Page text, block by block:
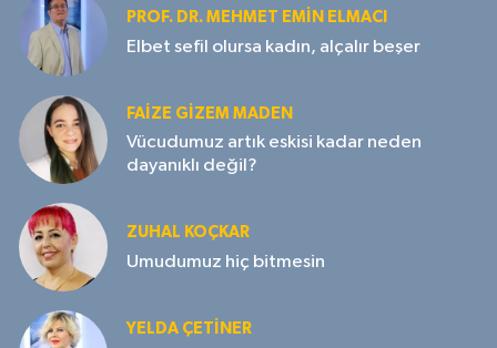
PROF. DR. MEHMET EMIN ELMACI
Elbet sefil olursa kadın, alçalır beşer
FAIZE GIZEM MADEN
Vücudumuz artık eskisi kadar neden
dayanıklı değil?
ZUHAL KOÇKAR
Umudumuz hiç bitmesin
YELDA ÇETİNER